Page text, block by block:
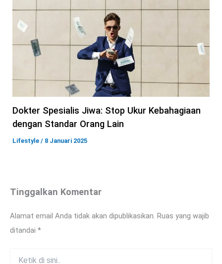
Dokter Spesialis Jiwa: Stop Ukur Kebahagiaan
dengan Standar Orang Lain
Lifestyle / 8 Januari 2025
Tinggalkan Komentar
Alamat email Anda tidak akan dipublikasikan. Ruas yang wajib
ditandai *